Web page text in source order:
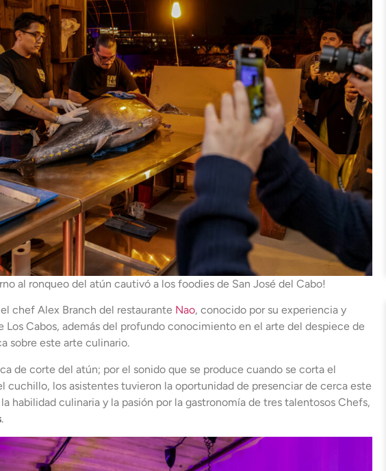
al ronqueo del atún cautivó a los foodies de San José del Cabo!
chef Alex Branch del restaurante Nao, conocido por su experiencia y
Los Cabos, además del profundo conocimiento en el arte del despiece de
sobre este arte culinario.
de corte del atún; por el sonido que se produce cuando se corta el
cuchillo, los asistentes tuvieron la oportunidad de presenciar de cerca este
habilidad culinaria y la pasión por la gastronomía de tres talentosos Chefs,
.